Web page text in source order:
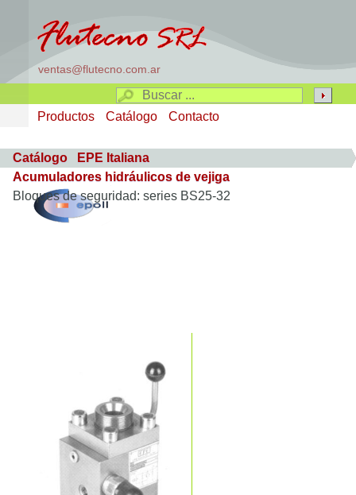
ventas@flutecno.com.ar
Productos Catálogo Contacto
Catálogo
EPE Italiana
Acumuladores hidráulicos de vejiga
Bloques de seguridad: series BS25-32